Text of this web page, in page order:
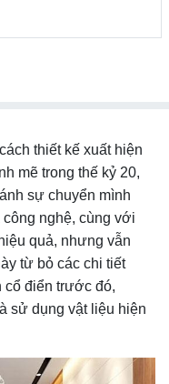
thiết kế xuất hiện
mẽ trong thế kỷ 20,
sự chuyển mình
công nghệ, cùng với
quả, nhưng vẫn
từ bỏ các chi tiết
cổ điển trước đó,
sử dụng vật liệu hiện